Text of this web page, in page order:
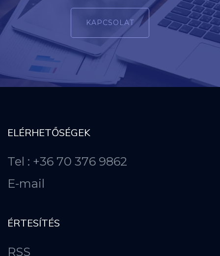
KAPCSOLAT
ELÉRHETŐSÉGEK
Tel : +36 70 376 9862
E-mail
ÉRTESÍTÉS
RSS